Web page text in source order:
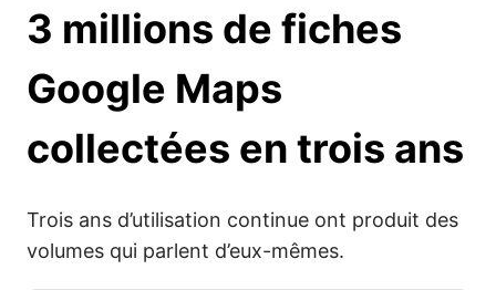
3 millions de fiches
Google Maps
collectées en trois ans
Trois ans d’utilisation continue ont produit des
volumes qui parlent d’eux-mêmes.